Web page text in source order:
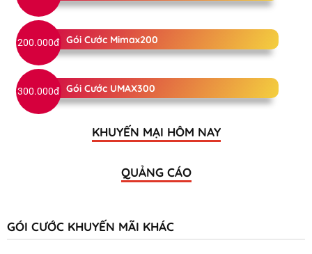
200.000đ Gói Cước Mimax200
300.000đ Gói Cước UMAX300
KHUYẾN MẠI HÔM NAY
QUẢNG CÁO
GÓI CƯỚC KHUYẾN MÃI KHÁC